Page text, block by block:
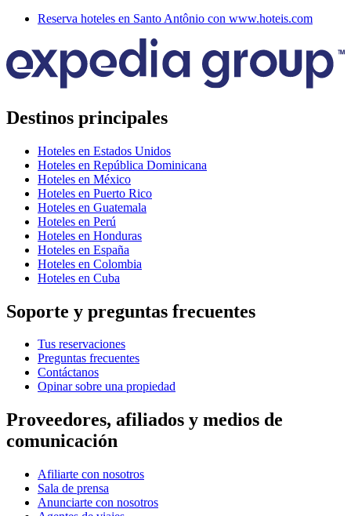
Reserva hoteles en Santo Antônio con www.hoteis.com
Destinos principales
Hoteles en Estados Unidos
Hoteles en República Dominicana
Hoteles en México
Hoteles en Puerto Rico
Hoteles en Guatemala
Hoteles en Perú
Hoteles en Honduras
Hoteles en España
Hoteles en Colombia
Hoteles en Cuba
Soporte y preguntas frecuentes
Tus reservaciones
Preguntas frecuentes
Contáctanos
Opinar sobre una propiedad
Proveedores, afiliados y medios de
comunicación
Afiliarte con nosotros
Sala de prensa
Anunciarte con nosotros